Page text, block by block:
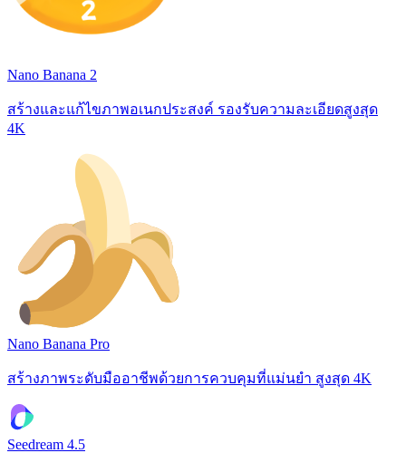
Nano Banana 2
สร้างและแก้ไขภาพอเนกประสงค์ รองรับความละเอียดสูงสุด
4K
Nano Banana Pro
สร้างภาพระดับมืออาชีพด้วยการควบคุมที่แม่นยำ สูงสุด 4K
Seedream 4.5